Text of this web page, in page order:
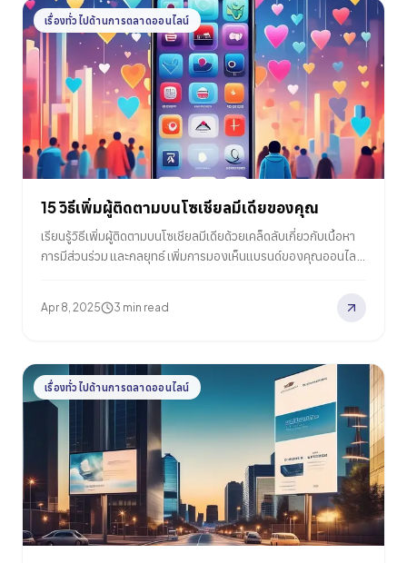
เรื่องทั่วไปด้านการตลาดออนไลน์
15 วิธีเพิ่มผู้ติดตามบนโซเชียลมีเดียของคุณ
เรียนรู้วิธีเพิ่มผู้ติดตามบนโซเชียลมีเดียด้วยเคล็ดลับเกี่ยวกับเนื้อหา
การมีส่วนร่วม และกลยุทธ์ เพิ่มการมองเห็นแบรนด์ของคุณออนไลน์
Apr 8, 2025 3 min read
เรื่องทั่วไปด้านการตลาดออนไลน์